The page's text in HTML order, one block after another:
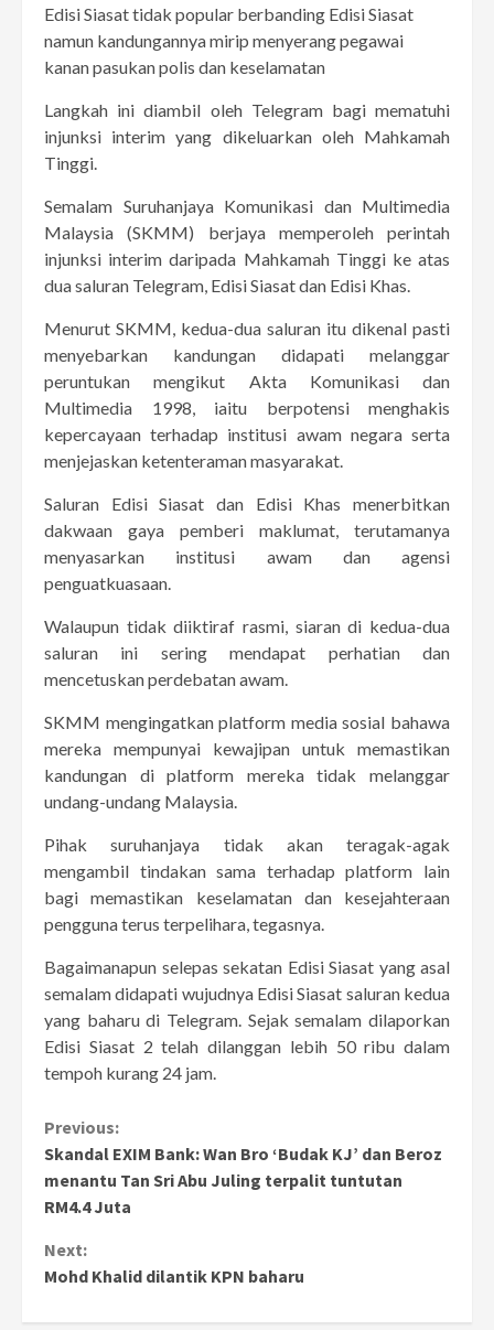
Edisi Siasat tidak popular berbanding Edisi Siasat
namun kandungannya mirip menyerang pegawai
kanan pasukan polis dan keselamatan
Langkah ini diambil oleh Telegram bagi mematuhi
injunksi interim yang dikeluarkan oleh Mahkamah
Tinggi.
Semalam Suruhanjaya Komunikasi dan Multimedia
Malaysia (SKMM) berjaya memperoleh perintah
injunksi interim daripada Mahkamah Tinggi ke atas
dua saluran Telegram, Edisi Siasat dan Edisi Khas.
Menurut SKMM, kedua-dua saluran itu dikenal pasti
menyebarkan kandungan didapati melanggar
peruntukan mengikut Akta Komunikasi dan
Multimedia 1998, iaitu berpotensi menghakis
kepercayaan terhadap institusi awam negara serta
menjejaskan ketenteraman masyarakat.
Saluran Edisi Siasat dan Edisi Khas menerbitkan
dakwaan gaya pemberi maklumat, terutamanya
menyasarkan institusi awam dan agensi
penguatkuasaan.
Walaupun tidak diiktiraf rasmi, siaran di kedua-dua
saluran ini sering mendapat perhatian dan
mencetuskan perdebatan awam.
SKMM mengingatkan platform media sosial bahawa
mereka mempunyai kewajipan untuk memastikan
kandungan di platform mereka tidak melanggar
undang-undang Malaysia.
Pihak suruhanjaya tidak akan teragak-agak
mengambil tindakan sama terhadap platform lain
bagi memastikan keselamatan dan kesejahteraan
pengguna terus terpelihara, tegasnya.
Bagaimanapun selepas sekatan Edisi Siasat yang asal
semalam didapati wujudnya Edisi Siasat saluran kedua
yang baharu di Telegram. Sejak semalam dilaporkan
Edisi Siasat 2 telah dilanggan lebih 50 ribu dalam
tempoh kurang 24 jam.
Continue
Reading
Previous:
Skandal EXIM Bank: Wan Bro ‘Budak KJ’ dan Beroz
menantu Tan Sri Abu Juling terpalit tuntutan
RM4.4 Juta
Next:
Mohd Khalid dilantik KPN baharu